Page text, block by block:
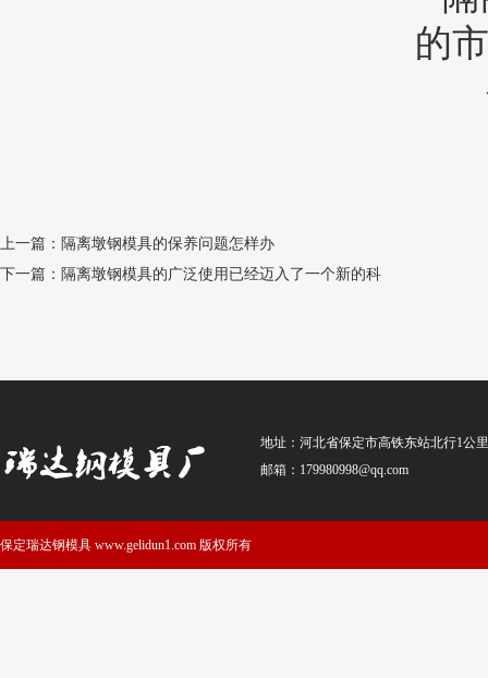
上一篇：隔离墩钢模具的保养问题怎样办
下一篇：隔离墩钢模具的广泛使用已经迈入了一个新的科
地址：河北省保定市高铁东站北行1公
邮箱：179980998@qq.com
保定瑞达钢模具 www.gelidun1.com 版权所有